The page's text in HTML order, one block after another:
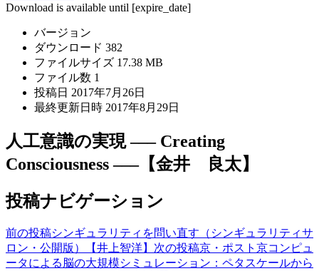
Download is available until [expire_date]
バージョン
ダウンロード 382
ファイルサイズ 17.38 MB
ファイル数 1
投稿日 2017年7月26日
最終更新日時 2017年8月29日
人工意識の実現 ––– Creating
Consciousness –––【金井 良太】
投稿ナビゲーション
前の投稿シンギュラリティを問い直す（シンギュラリティサ
ロン・公開版）【井上智洋】 次の投稿京・ポスト京コンピュ
ータによる脳の大規模シミュレーション：ペタスケールから